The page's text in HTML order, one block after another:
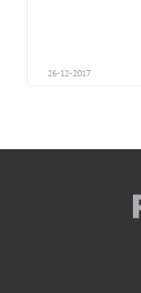
26-12-2017